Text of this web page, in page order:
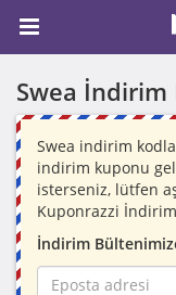
Swea İndirim
Swea indirim
indirim kuponu
isterseniz, lütfen
Kuponrazzi
İndirim